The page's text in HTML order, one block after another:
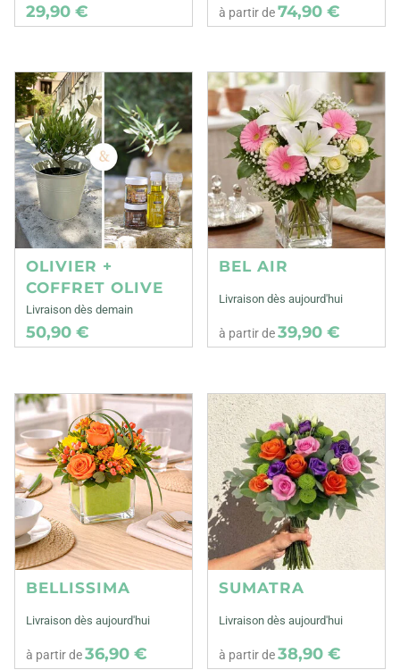
29,90 € à partir de74,90 €
OLIVIER +
COFFRET OLIVE
Livraison dès demain
50,90 €
BEL AIR
Livraison dès aujourd'hui
à partir de39,90 €
BELLISSIMA
Livraison dès aujourd'hui
à partir de36,90 €
SUMATRA
Livraison dès aujourd'hui
à partir de38,90 €